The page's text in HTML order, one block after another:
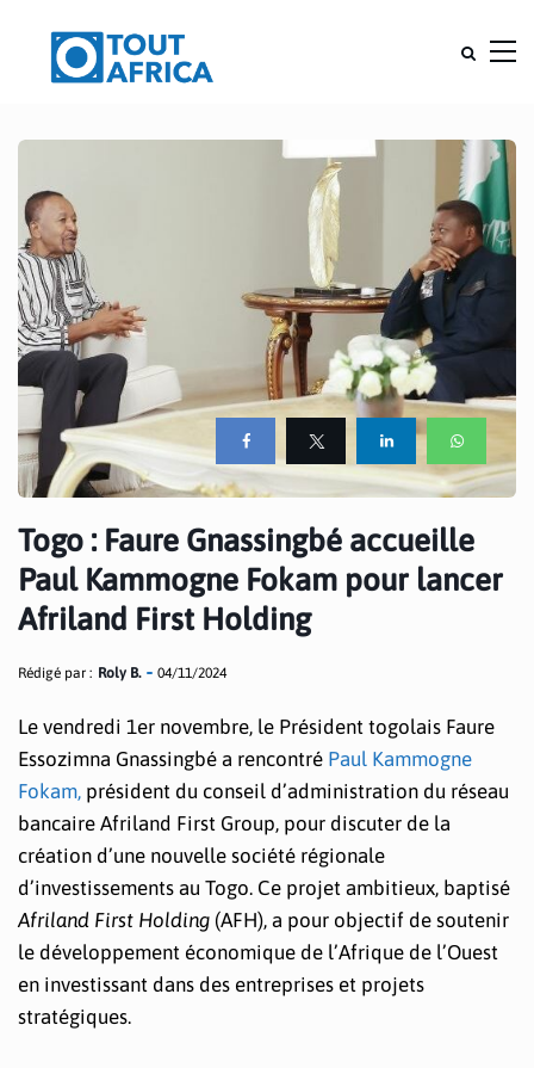
Togo : Faure Gnassingbé accueille
Paul Kammogne Fokam pour lancer
Afriland First Holding
Rédigé par : Roly B. 04/11/2024
Le vendredi 1er novembre, le Président togolais Faure
Essozimna Gnassingbé a rencontré Paul Kammogne
Fokam, président du conseil d’administration du réseau
bancaire Afriland First Group, pour discuter de la
création d’une nouvelle société régionale
d’investissements au Togo. Ce projet ambitieux, baptisé
Afriland First Holding (AFH), a pour objectif de soutenir
le développement économique de l’Afrique de l’Ouest
en investissant dans des entreprises et projets
stratégiques.